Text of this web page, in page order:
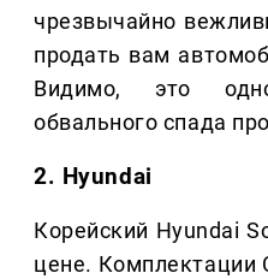
чрезвычайно
продать вам
Видимо, это
обвального спада
2. Hyundai
Корейский Hyundai
цене. Комплектации